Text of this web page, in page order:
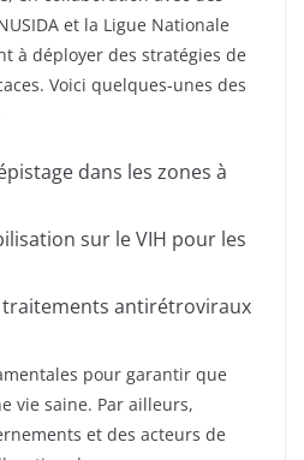
et la Ligue Nationale
à déployer des stratégies de
Voici quelques-unes des
dans les zones à
sur le VIH pour les
traitements antirétroviraux
pour garantir que
vie saine. Par ailleurs,
et des acteurs de